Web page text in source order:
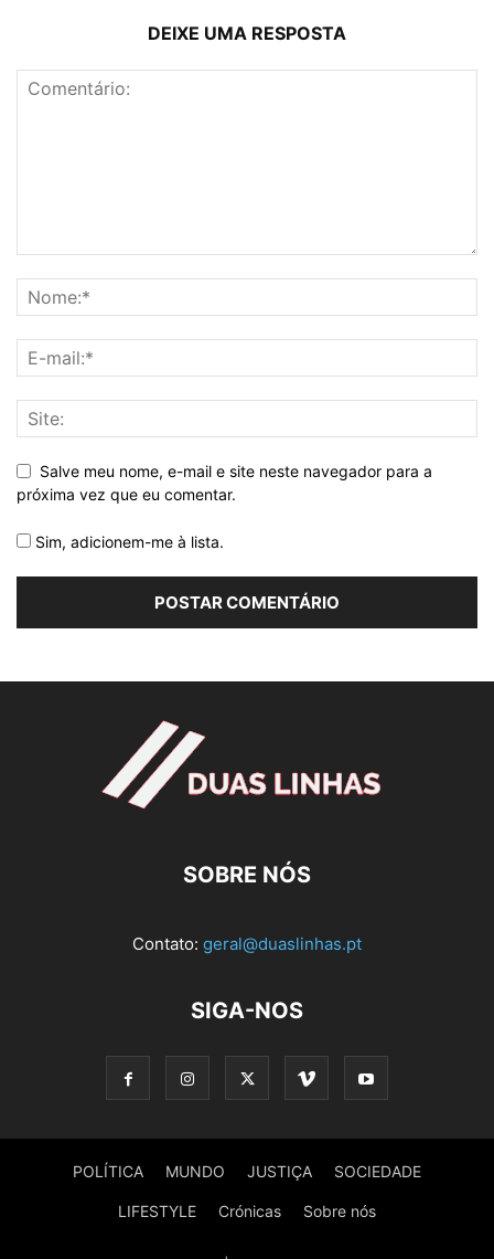
DEIXE UMA RESPOSTA
Salve meu nome, e-mail e site neste navegador para a
próxima vez que eu comentar.
Sim, adicionem-me à lista.
SOBRE NÓS
Contato: geral@duaslinhas.pt
SIGA-NOS
POLÍTICA MUNDO JUSTIÇA SOCIEDADE
LIFESTYLE Crónicas Sobre nós